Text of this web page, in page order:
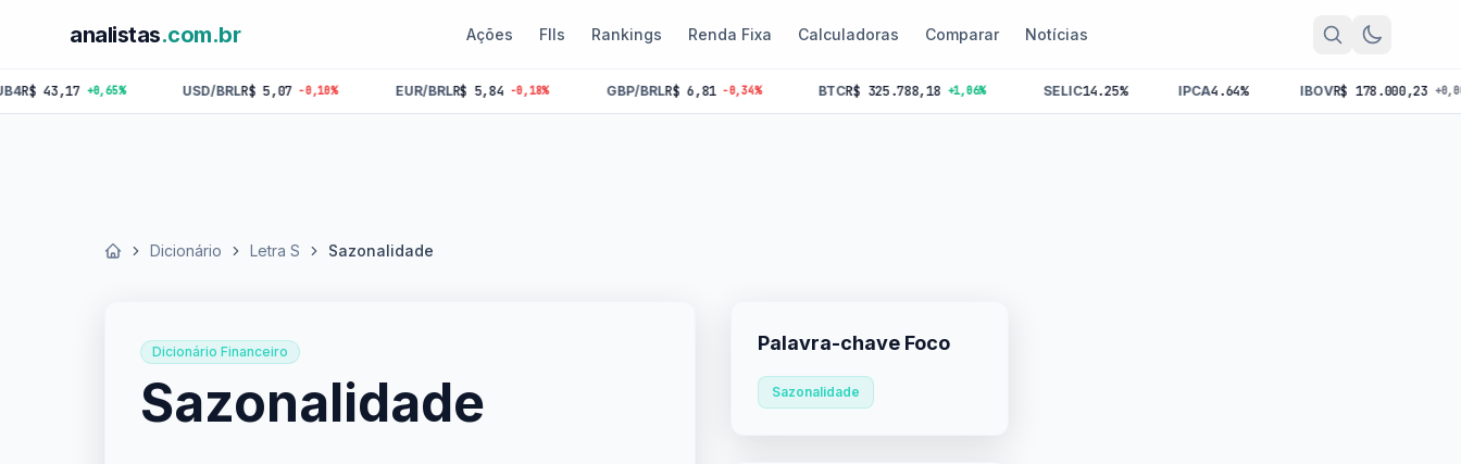
analistas.com.br Ações FIIs Rankings Renda Fixa Calculadoras Comparar Notícias
+0,65% USD/BRLR$ 5,07 -0,10% EUR/BRLR$ 5,84 -0,18% GBP/BRLR$ 6,81 -0,34% BTC R$ 325.788,18 +1,06% 14.25% IPCA 4.64% IBOV R$ 178.000,23 +0,00%
Início Dicionário Letra S Sazonalidade
Dicionário Financeiro
Sazonalidade
Palavra-chave Foco
Sazonalidade